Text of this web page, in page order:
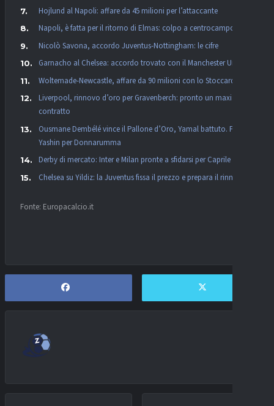
Hojlund al Napoli: affare da 45 milioni per l’attaccante
Napoli, è fatta per il ritorno di Elmas: colpo a centrocampo
Nicolò Savona, accordo Juventus-Nottingham: le cifre
Garnacho al Chelsea: accordo trovato con il Manchester United
Woltemade-Newcastle, affare da 90 milioni con lo Stoccarda
Liverpool, rinnovo d’oro per Gravenberch: pronto un maxi
contratto
Ousmane Dembélé vince il Pallone d’Oro, Yamal battuto. Premio
Yashin per Donnarumma
Derby di mercato: Inter e Milan pronte a sfidarsi per Caprile
Chelsea su Yildiz: la Juventus fissa il prezzo e prepara il rinnovo
Fonte: Europacalcio.it